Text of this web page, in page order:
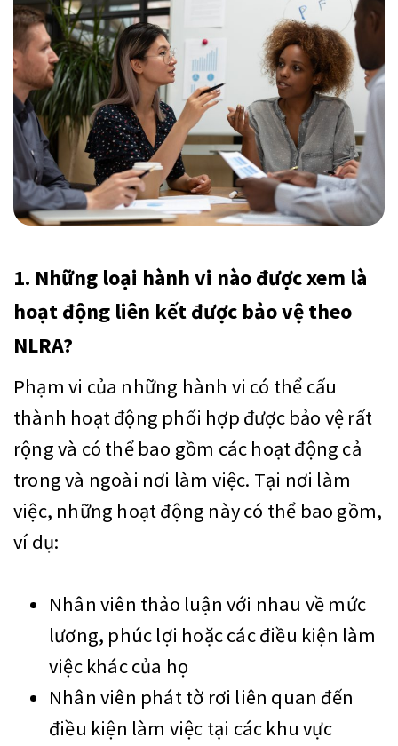
1. Những loại hành vi nào được xem là
hoạt động liên kết được bảo vệ theo
NLRA?
Phạm vi của những hành vi có thể cấu
thành hoạt động phối hợp được bảo vệ rất
rộng và có thể bao gồm các hoạt động cả
trong và ngoài nơi làm việc. Tại nơi làm
việc, những hoạt động này có thể bao gồm,
ví dụ:
Nhân viên thảo luận với nhau về mức
lương, phúc lợi hoặc các điều kiện làm
việc khác của họ
Nhân viên phát tờ rơi liên quan đến
điều kiện làm việc tại các khu vực